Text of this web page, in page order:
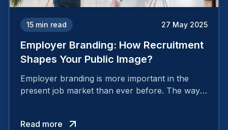
15 min read 27 May 2025
Employer Branding: How Recruitment
Shapes Your Public Image?
Employer branding is more important in the
present job market than ever before. The way
Read more